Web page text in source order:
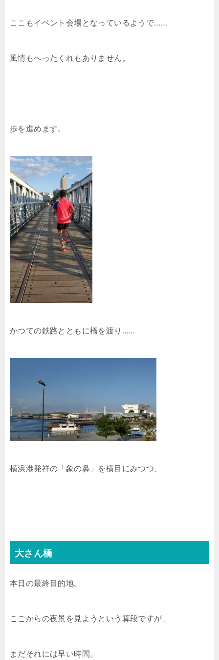
ここもイベント会場となっているようで……
風情もへったくれもありません。
歩を進めます。
かつての鉄路とともに橋を渡り……
横浜港発祥の「象の鼻」を横目にみつつ、
大さん橋
本日の最終目的地。
ここからの夜景を見ようという算段ですが、
まだそれには早い時間。